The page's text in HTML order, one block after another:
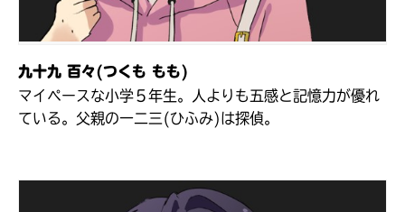
キミノラジオ配信中！
見られる
九十九 百々(つくも もも)
マイペースな小学５年生。人よりも五感と記憶力が優れ
ている。父親の一二三(ひふみ)は探偵。